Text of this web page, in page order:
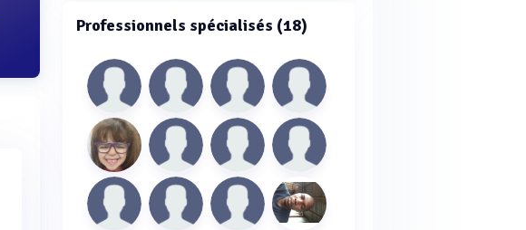
Professionnels spécialisés (18)